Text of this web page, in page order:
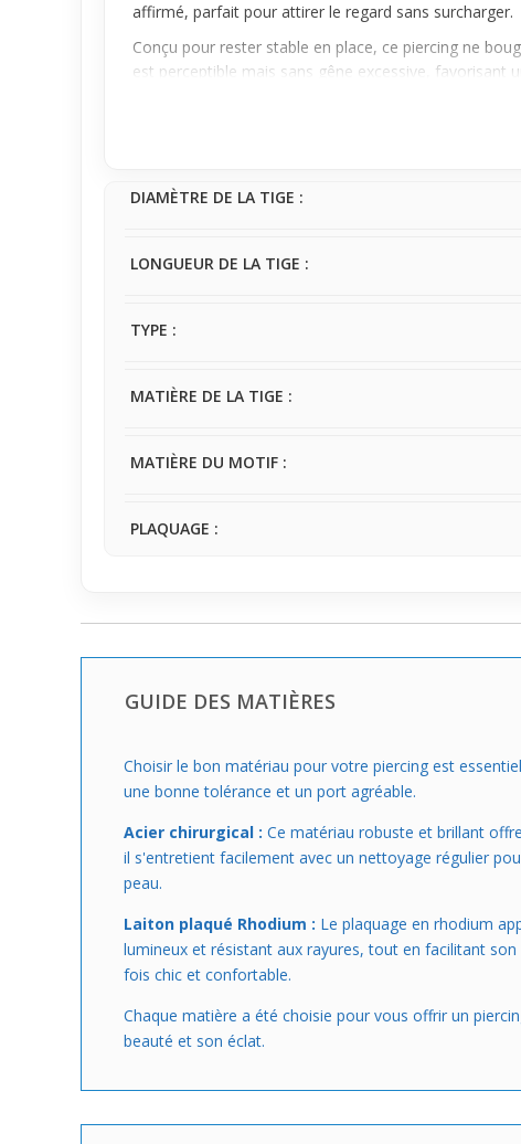
affirmé, parfait pour attirer le regard sans surcharger.
Conçu pour rester stable en place, ce piercingne
est perceptible mais sans gêne excessive, favorisant
Facile à intégrer dans un style affirmé, ce piercing
DIAMÈTRE DE LA TIGE :
LONGUEUR DE LA TIGE :
TYPE :
MATIÈRE DE LA TIGE :
MATIÈRE DU MOTIF :
PLAQUAGE :
GUIDE DES MATIÈRES
Choisir le bon matériau pour votre piercing est
une bonne tolérance et un port agréable.
Acier chirurgical : Ce matériau robuste et brillant
il s'entretient facilement avec un nettoyage régulier
peau.
Laiton plaqué Rhodium : Le plaquage en rhodium
lumineux et résistant aux rayures, tout en facilitant
fois chic et confortable.
Chaque matière a été choisie pour vous offrir un
beauté et son éclat.